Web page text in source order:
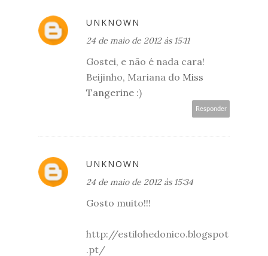
UNKNOWN
24 de maio de 2012 às 15:11
Gostei, e não é nada cara!
Beijinho, Mariana do Miss
Tangerine :)
Responder
UNKNOWN
24 de maio de 2012 às 15:34
Gosto muito!!!
http://estilohedonico.blogspot
.pt/